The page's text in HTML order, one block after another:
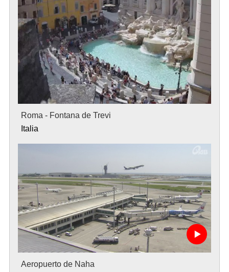
Roma - Fontana de Trevi
Italia
Aeropuerto de Naha